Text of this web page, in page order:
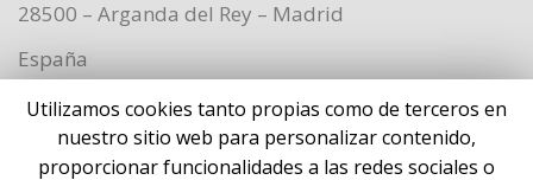
28500 – Arganda del Rey – Madrid
España
Utilizamos cookies tanto propias como de terceros en
nuestro sitio web para personalizar contenido,
proporcionar funcionalidades a las redes sociales o